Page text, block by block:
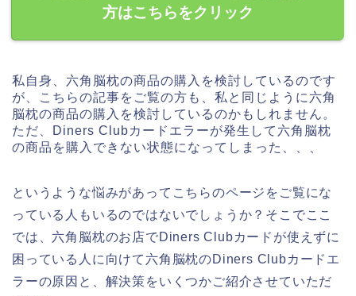
方はこちらをクリック
私自身、六角脳枕の商品の購入を検討しているのです
が、こちらの記事をご覧の方も、私と同じように六角
脳枕の商品の購入を検討しているのかもしれません。
ただ、Diners Clubカードエラーが発生して六角脳枕
の商品を購入できない状態になってしまった、、、
というような悩みがあってこちらのページをご覧にな
っている人もいるのではないでしょうか？そこでここ
では、六角脳枕のお店でDiners Clubカードが使えずに
困っている人に向けて六角脳枕のDiners Clubカードエ
ラーの原因と、解決策をいくつかご紹介させていただ